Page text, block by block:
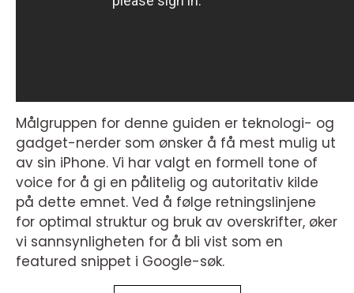
Målgruppen for denne guiden er teknologi- og
gadget-nerder som ønsker å få mest mulig ut
av sin iPhone. Vi har valgt en formell tone of
voice for å gi en pålitelig og autoritativ kilde
på dette emnet. Ved å følge retningslinjene
for optimal struktur og bruk av overskrifter, øker
vi sannsynligheten for å bli vist som en
featured snippet i Google-søk.